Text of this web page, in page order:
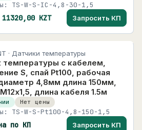
TS-W-S-IC-4,8-30-1,5
KZT Запросить КП
· Датчики температуры
температуры с кабелем,
S, спай Pt100, рабочая
4,8мм длина 150мм,
длина кабеля 1.5м
Нет цены
TS-W-S-Pt100-4,8-150-1,5
по КП Запросить КП